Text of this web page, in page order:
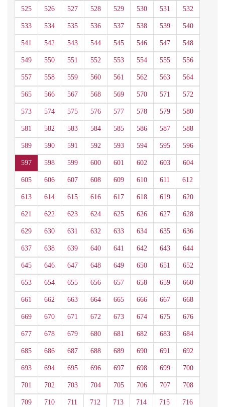
525 526 527 528 529 530 531 532
533 534 535 536 537 538 539 540
541 542 543 544 545 546 547 548
549 550 551 552 553 554 555 556
557 558 559 560 561 562 563 564
565 566 567 568 569 570 571 572
573 574 575 576 577 578 579 580
581 582 583 584 585 586 587 588
589 590 591 592 593 594 595 596
597 598 599 600 601 602 603 604
605 606 607 608 609 610 611 612
613 614 615 616 617 618 619 620
621 622 623 624 625 626 627 628
629 630 631 632 633 634 635 636
637 638 639 640 641 642 643 644
645 646 647 648 649 650 651 652
653 654 655 656 657 658 659 660
661 662 663 664 665 666 667 668
669 670 671 672 673 674 675 676
677 678 679 680 681 682 683 684
685 686 687 688 689 690 691 692
693 694 695 696 697 698 699 700
701 702 703 704 705 706 707 708
709 710 711 712 713 714 715 716